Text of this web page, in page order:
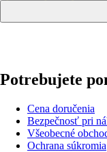
Potrebujete
Cena doručenia
Bezpečnosť pri
Všeobecné
Ochrana súkromia